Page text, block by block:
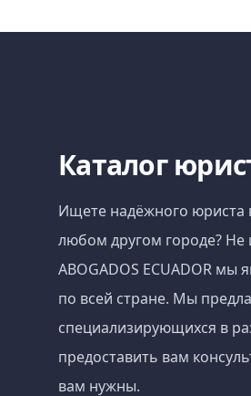
Каталог
Ищете надёжного юриста
любом другом городе? Не
ABOGADOS ECUADOR
по всей стране. Мы
специализирующихся в
предоставить вам
вам нужны.